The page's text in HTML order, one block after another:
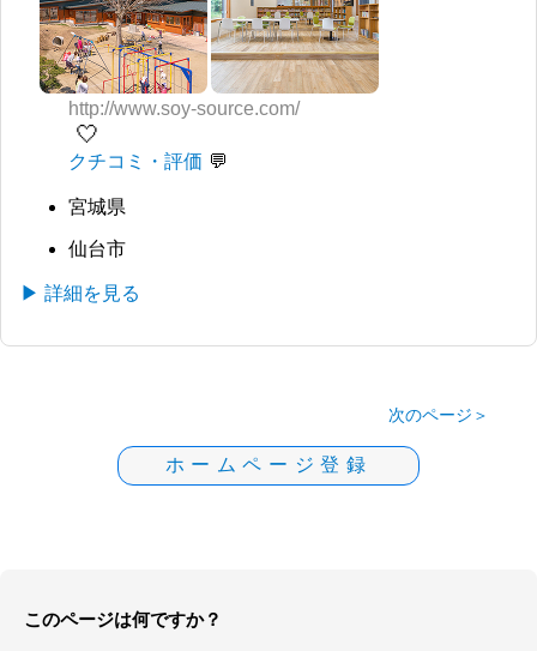
http://www.soy-source.com/
🤍
クチコミ・評価
宮城県
仙台市
▶ 詳細を見る
次のページ＞
ホームページ登録
このページは何ですか？